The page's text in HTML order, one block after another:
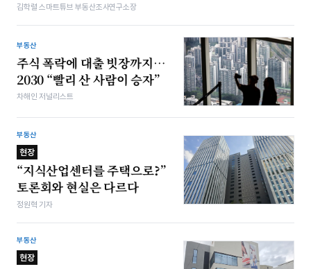
김학렬 스마트튜브 부동산조사연구소장
부동산
주식 폭락에 대출 빗장까지…
2030 “빨리 산 사람이 승자”
차해인 저널리스트
부동산
현장
“지식산업센터를 주택으로?”
토론회와 현실은 다르다
정원혁 기자
부동산
현장